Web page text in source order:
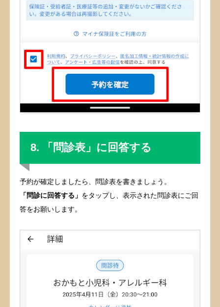
8. 「問診表」に回答する
予約が確定しましたら、問診表を書きましょう。
「問診に回答する」 をタップし、表示された問診表にご回
答をお願いします。